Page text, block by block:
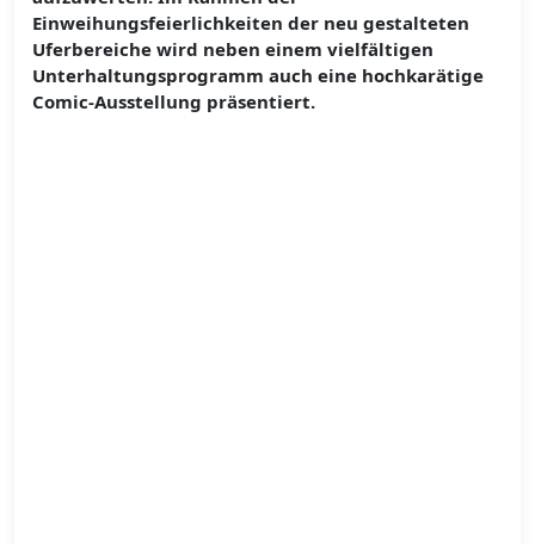
Einweihungsfeierlichkeiten der neu gestalteten
Uferbereiche wird neben einem vielfältigen
Unterhaltungsprogramm auch eine hochkarätige
Comic-Ausstellung präsentiert.